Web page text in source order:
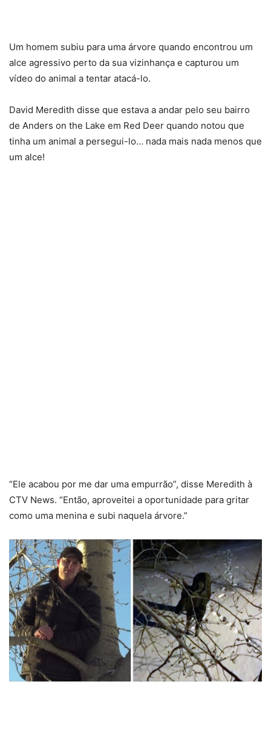
Um homem subiu para uma árvore quando encontrou um
alce agressivo perto da sua vizinhança e capturou um
vídeo do animal a tentar atacá-lo.
David Meredith disse que estava a andar pelo seu bairro
de Anders on the Lake em Red Deer quando notou que
tinha um animal a persegui-lo… nada mais nada menos que
um alce!
“Ele acabou por me dar uma empurrão”, disse Meredith à
CTV News. “Então, aproveitei a oportunidade para gritar
como uma menina e subi naquela árvore.”